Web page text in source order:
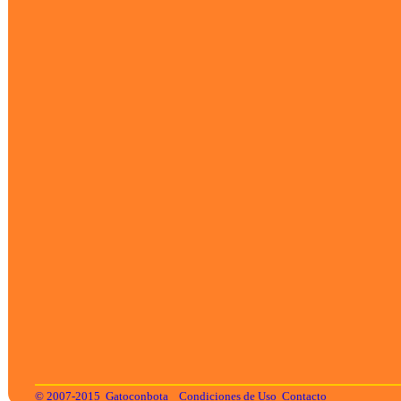
© 2007-2015 Gatoconbota Condiciones de Uso Contacto